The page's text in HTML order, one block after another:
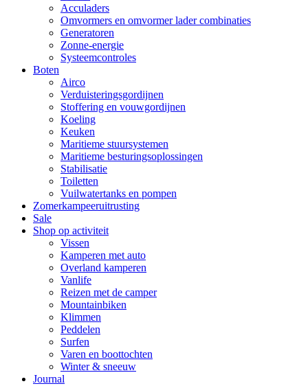
Acculaders
Omvormers en omvormer lader combinaties
Generatoren
Zonne-energie
Systeemcontroles
Boten
Airco
Verduisteringsgordijnen
Stoffering en vouwgordijnen
Koeling
Keuken
Maritieme stuursystemen
Maritieme besturingsoplossingen
Stabilisatie
Toiletten
Vuilwatertanks en pompen
Zomerkampeeruitrusting
Sale
Shop op activiteit
Vissen
Kamperen met auto
Overland kamperen
Vanlife
Reizen met de camper
Mountainbiken
Klimmen
Peddelen
Surfen
Varen en boottochten
Winter & sneeuw
Journal